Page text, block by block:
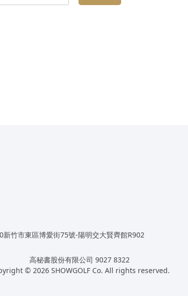
新竹市東區博愛街75號-陽明交大賢齊館R902
高秘書股份有限公司 9027 8322
© 2026 SHOWGOLF Co. All rights reserved.